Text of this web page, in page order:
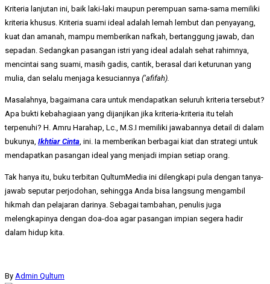
Kriteria lanjutan ini, baik laki-laki maupun perempuan sama-sama memiliki
kriteria khusus. Kriteria suami ideal adalah lemah lembut dan penyayang,
kuat dan amanah, mampu memberikan nafkah, bertanggung jawab, dan
sepadan. Sedangkan pasangan istri yang ideal adalah sehat rahimnya,
mencintai sang suami, masih gadis, cantik, berasal dari keturunan yang
mulia, dan selalu menjaga kesuciannya (‘afifah).
Masalahnya, bagaimana cara untuk mendapatkan seluruh kriteria tersebut?
Apa bukti kebahagiaan yang dijanjikan jika kriteria-kriteria itu telah
terpenuhi? H. Amru Harahap, Lc., M.S.I memiliki jawabannya detail di dalam
bukunya, Ikhtiar Cinta , ini. Ia memberikan berbagai kiat dan strategi untuk
mendapatkan pasangan ideal yang menjadi impian setiap orang.
Tak hanya itu, buku terbitan QultumMedia ini dilengkapi pula dengan tanya-
jawab seputar perjodohan, sehingga Anda bisa langsung mengambil
hikmah dan pelajaran darinya. Sebagai tambahan, penulis juga
melengkapinya dengan doa-doa agar pasangan impian segera hadir
dalam hidup kita.
By Admin Qultum